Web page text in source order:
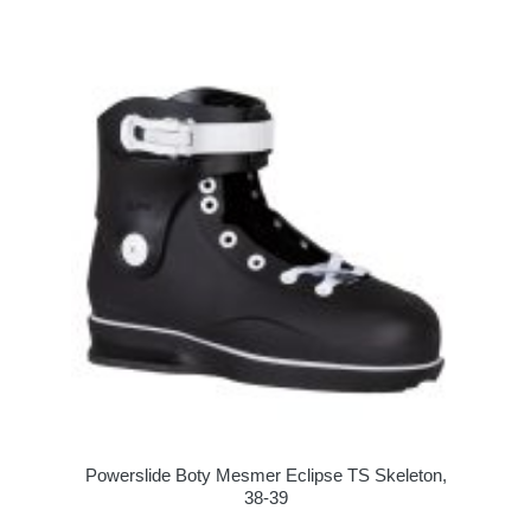
Powerslide Boty Mesmer Eclipse TS Skeleton,
38-39